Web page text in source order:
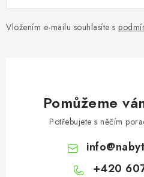
Vložením e-mailu souhlasíte s
Pomůžeme
Potřebujete s něčím
info@
+420